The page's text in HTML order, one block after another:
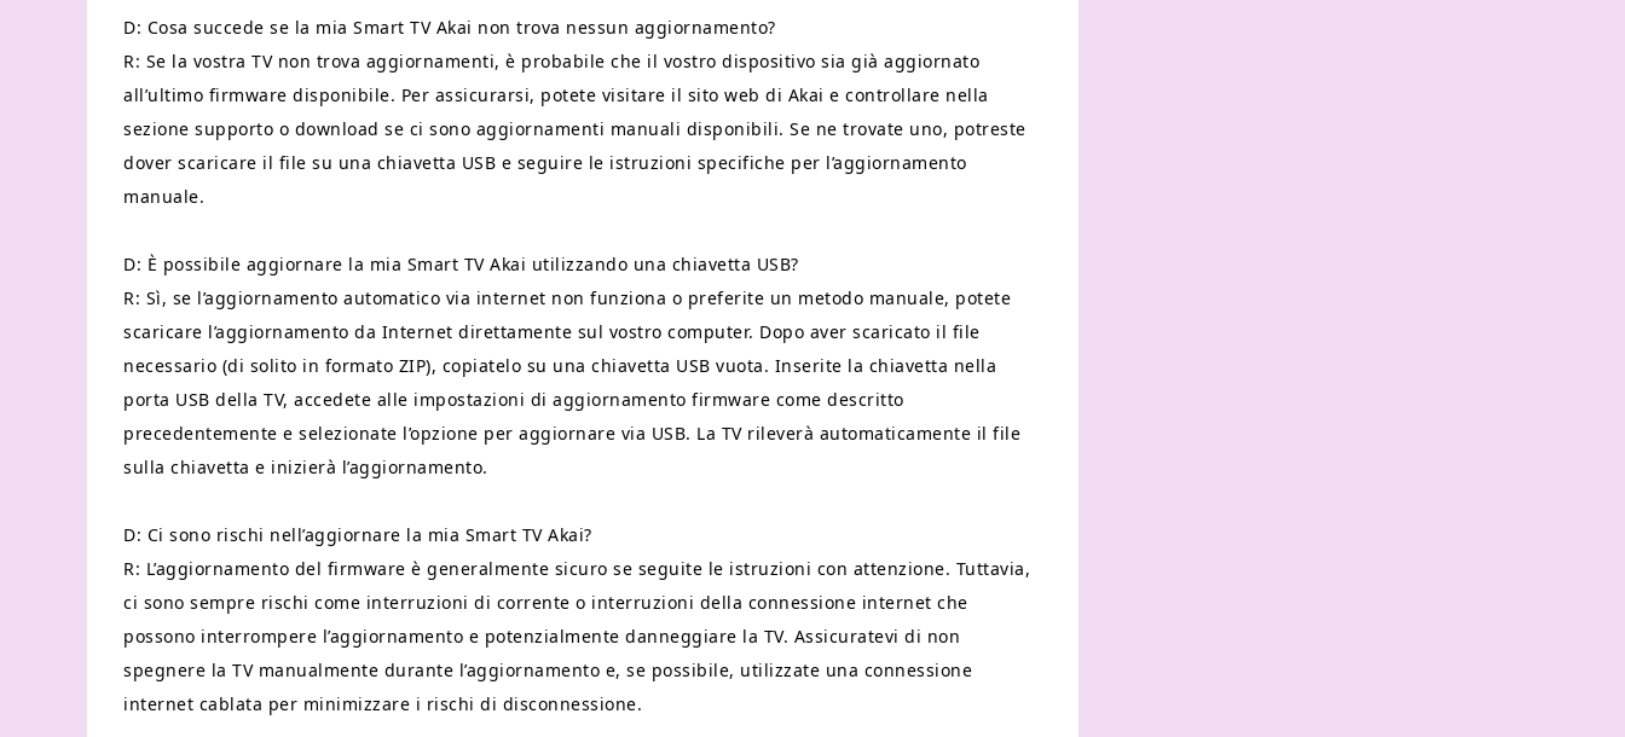
D: Cosa succede se la mia Smart TV Akai non trova nessun aggiornamento?
R: Se la vostra TV non trova aggiornamenti, è probabile che il vostro dispositivo sia già aggiornato
all’ultimo firmware disponibile. Per assicurarsi, potete visitare il sito web di Akai e controllare nella
sezione supporto o download se ci sono aggiornamenti manuali disponibili. Se ne trovate uno, potreste
dover scaricare il file su una chiavetta USB e seguire le istruzioni specifiche per l’aggiornamento
manuale.
D: È possibile aggiornare la mia Smart TV Akai utilizzando una chiavetta USB?
R: Sì, se l’aggiornamento automatico via internet non funziona o preferite un metodo manuale, potete
scaricare l’aggiornamento da Internet direttamente sul vostro computer. Dopo aver scaricato il file
necessario (di solito in formato ZIP), copiatelo su una chiavetta USB vuota. Inserite la chiavetta nella
porta USB della TV, accedete alle impostazioni di aggiornamento firmware come descritto
precedentemente e selezionate l’opzione per aggiornare via USB. La TV rileverà automaticamente il file
sulla chiavetta e inizierà l’aggiornamento.
D: Ci sono rischi nell’aggiornare la mia Smart TV Akai?
R: L’aggiornamento del firmware è generalmente sicuro se seguite le istruzioni con attenzione. Tuttavia,
ci sono sempre rischi come interruzioni di corrente o interruzioni della connessione internet che
possono interrompere l’aggiornamento e potenzialmente danneggiare la TV. Assicuratevi di non
spegnere la TV manualmente durante l’aggiornamento e, se possibile, utilizzate una connessione
internet cablata per minimizzare i rischi di disconnessione.